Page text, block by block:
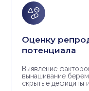
Оценку
потенциала
Выявление
вынашивание
скрытые дефициты